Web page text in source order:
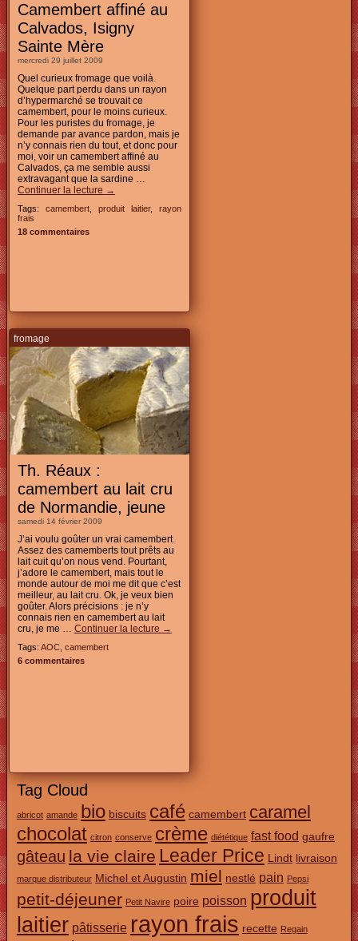
Camembert affiné au
Calvados, Isigny
Sainte Mère
mercredi 29 juillet 2009
Quel curieux fromage que voilà.
Quelque part perdu dans un rayon
d’hypermarché se trouvait ce
camembert, pour le moins curieux.
Pour les puristes du fromage, je
demande par avance pardon, mais je
n’y connais rien du tout, et donc pour
moi, voir un camembert affiné au
Calvados, ça me semble aussi
extravagant que la sardine …
Continuer la lecture →
Tags: camembert, produit laitier, rayon
frais
18 commentaires
fromage
Th. Réaux :
camembert au lait cru
de Normandie, jeune
samedi 14 février 2009
J’ai voulu goûter un vrai camembert.
Assez des camemberts tout prêts au
lait cuit qu’on nous vend. Pourtant,
j’adore le camembert, mais tout le
monde autour de moi me dit que c’est
meilleur, au lait cru. Ok, je veux bien
goûter. Alors précisions : je n’y
connais rien en camembert au lait
cru, je me … Continuer la lecture →
Tags: AOC, camembert
6 commentaires
Tag Cloud
abricot amande bio biscuits café camembert caramel
chocolat citron conserve crème diététique fast food gaufre
gâteau la vie claire Leader Price Lindt livraison
marque distributeur Michel et Augustin miel nestlé pain Pepsi
petit-déjeuner Petit Navire poire poisson produit
laitier pâtisserie rayon frais recette Regain